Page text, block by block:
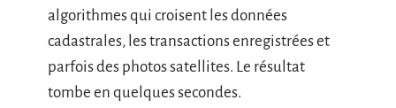
algorithmes qui croisent les données
cadastrales, les transactions enregistrées et
parfois des photos satellites. Le résultat
tombe en quelques secondes.